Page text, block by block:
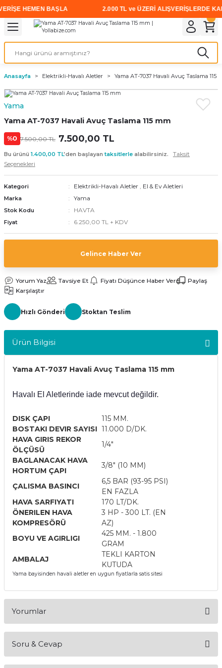
HEMEN BAŞLA 2.000 TL ve ÜZERİ ALIŞVERİŞLERDE
Geri Dön
Geri Dön
Geri Dön
Akıllı Vidalar
Sunta Vidası
Geri Dön
Geri Dön
Akülü Vidalamalar
Elektrikli Matkaplar
Gaz Armatürleri
Mıknatıslar
Geri Dön
Geri Dön
Cırt Zımparalar
Anasayfa
Elektrikli-Havalı Aletler Yama AT-7037 Havali Avuç Taslama 115
Yama
Yama AT-7037 Havali Avuç Taslama 115 mm
%0 7.500,00 TL 7.500,00 TL
Bu ürünü 1.400,00 TL’den başlayantaksitlerle alabilirsiniz.
Taksit
Seçenekleri
Kategori Elektrikli-Havalı Aletler , El & Ev Aletleri
Marka Yama
Stok Kodu HAVTA
Fiyat 6.250,00 TL + KDV
Gelince Haber Ver
Yorum Yaz Tavsiye Et Fiyatı Düşünce Haber Ver
Paylaş
Karşılaştır
Hızlı Gönderi Stoktan Teslim
Ürün Bilgisi
Yama AT-7037 Havali Avuç Taslama 115 mm
Havalı El Aletlerinde iade mevcut değildir.
DISK ÇAPI
115 MM.
BOSTAKI DEVIR SAYISI 11.000 D/DK.
HAVA GIRIS REKOR
ÖLÇÜSÜ
1/4"
BAGLANACAK HAVA
HORTUM ÇAPI
3/8" (10 MM)
ÇALISMA BASINCI
6,5 BAR (93-95 PSI)
EN FAZLA
HAVA SARFIYATI
170 LT/DK.
ÖNERILEN HAVA
KOMPRESÖRÜ
3 HP - 300 LT. (EN
AZ)
BOYU VE AGIRLIGI
425 MM. - 1.800
GRAM
AMBALAJ
TEKLI KARTON
KUTUDA
Yama bayisinden havali aletler en uygun fiyatlarla satis sitesi
Yorumlar
Soru & Cevap